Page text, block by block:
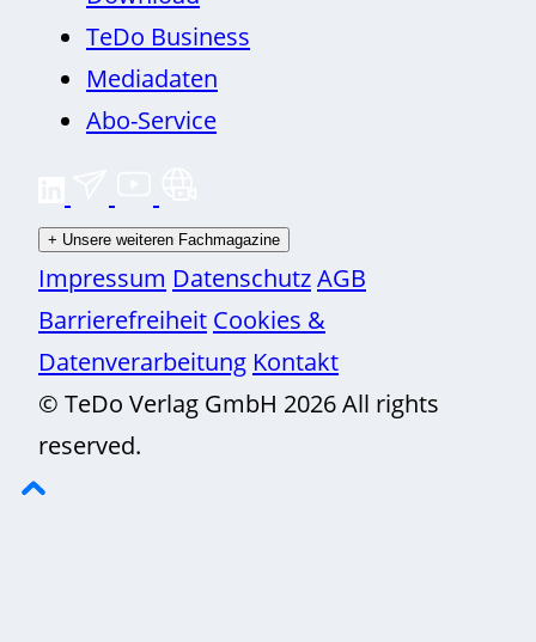
TeDo Business
Mediadaten
Abo-Service
+ Unsere weiteren Fachmagazine
Impressum DatenschutzAGB
Barrierefreiheit Cookies &
Datenverarbeitung Kontakt
© TeDo Verlag GmbH 2026 All rights
reserved.